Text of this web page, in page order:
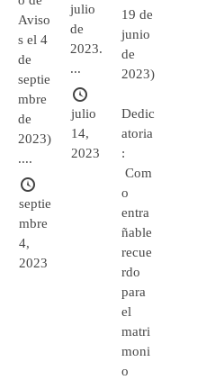
Aviso
s el 4
de
septie
mbre
de
2023)
....
septie
mbre
4,
2023
julio
de
2023.
...
julio
14,
2023
19 de
junio
de
2023)
Dedic
atoria
:
Com
o
entra
ñable
recue
rdo
para
el
matri
moni
o